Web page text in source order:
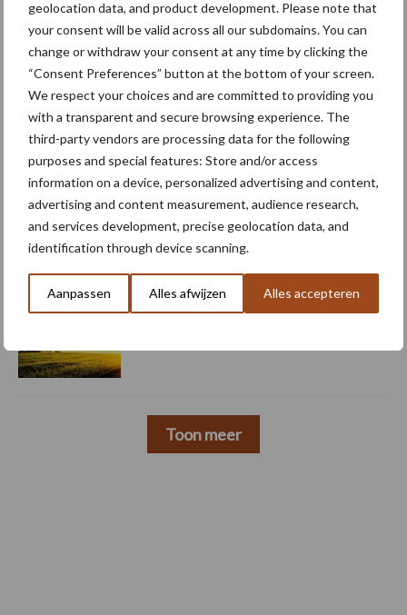
geolocation data, and product development. Please note that
your consent will be valid across all our subdomains. You can
change or withdraw your consent at any time by clicking the
“Consent Preferences” button at the bottom of your screen.
We respect your choices and are committed to providing you
with a transparent and secure browsing experience. The
third-party vendors are processing data for the following
purposes and special features: Store and/or access
information on a device, personalized advertising and content,
advertising and content measurement, audience research,
and services development, precise geolocation data, and
identification through device scanning.
Aanpassen Alles afwijzen Alles accepteren
5 aug
Oogst biologische aardappelen in
volle gang
5 aug
Nieuwe compacte gedragen
pootcombinatie van AVR
4 aug Bruggen bouwen naar Oost-Europa
3 aug
Homburg en Escarda beëindigen
Toon meer